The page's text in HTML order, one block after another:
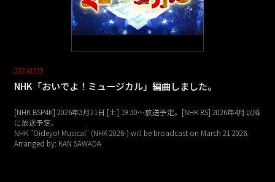
20260319
NHK「おいでよ！ミュージカル」編曲しました。
[NHK BSP4K] 2026年3月21日 [土] 19:30～放送予定。[NHK BS] 2026年4月以降
に放送予定。
NHK "Oideyo! Musical" (NHK 2026-) will be broadcast on March 21 2026.
Arranged by: KAN SAWADA